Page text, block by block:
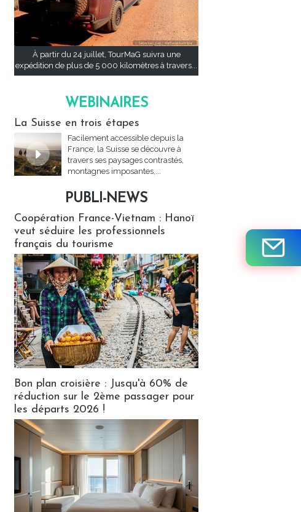
À partir du 24 juillet, TourMaG suivra une
expédition de plus de 5 000 kilomètres à travers...
WEBINAIRES
La Suisse en trois étapes
Facilement accessible depuis la
France, la Suisse se découvre à
travers ses paysages contrastés,
montagnes imposantes,...
PUBLI-NEWS
Coopération France-Vietnam : Hanoï
veut séduire les professionnels
français du tourisme
Bon plan croisière : Jusqu'à 60% de
réduction sur le 2ème passager pour
les départs 2026 !